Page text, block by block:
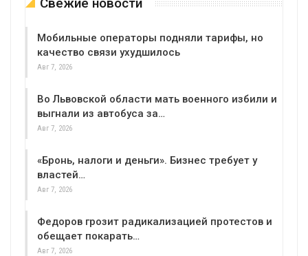
Мобильные операторы подняли тарифы, но
качество связи ухудшилось
Авг 7, 2026
Во Львовской области мать военного избили и
выгнали из автобуса за…
Авг 7, 2026
«Бронь, налоги и деньги». Бизнес требует у
властей…
Авг 7, 2026
Федоров грозит радикализацией протестов и
обещает покарать…
Авг 7, 2026